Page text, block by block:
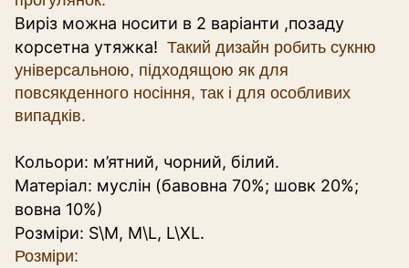
Виріз можна носити в 2 варіанти ,позаду
корсетна утяжка! Такий дизайн робить сукню
універсальною, підходящою як для
повсякденного носіння, так і для особливих
випадків.
Кольори: м’ятний, чорний, білий.
Матеріал: муслін (бавовна 70%; шовк 20%;
вовна 10%)
Розміри: S\M, M\L, L\XL.
Розміри: